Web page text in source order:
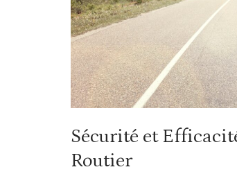
Sécurité et
Routier